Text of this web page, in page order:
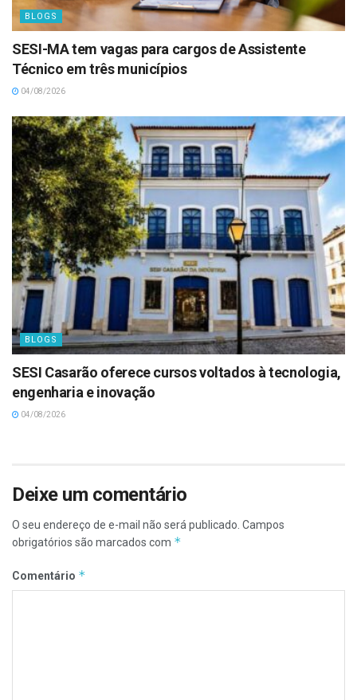
BLOGS
SESI-MA tem vagas para cargos de Assistente
Técnico em três municípios
04/08/2026
BLOGS
SESI Casarão oferece cursos voltados à tecnologia,
engenharia e inovação
04/08/2026
Deixe um comentário
O seu endereço de e-mail não será publicado. Campos
obrigatórios são marcados com *
Comentário *